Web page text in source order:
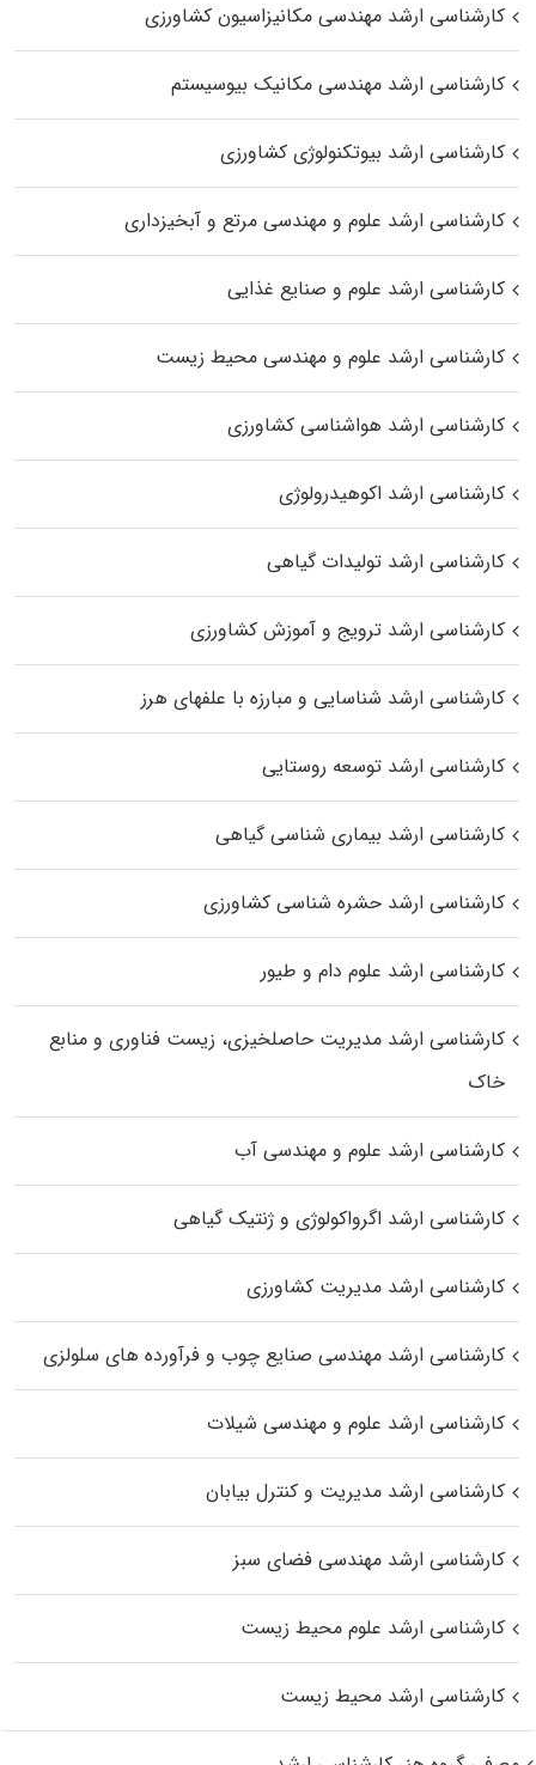
کارشناسی ارشد مهندسی مکانیزاسیون کشاورزی
کارشناسی ارشد مهندسی مکانیک بیوسیستم
کارشناسی ارشد بیوتکنولوژی کشاورزی
کارشناسی ارشد علوم و مهندسی مرتع و آبخیزداری
کارشناسی ارشد علوم و صنایع غذایی
کارشناسی ارشد علوم و مهندسی محیط زیست
کارشناسی ارشد هواشناسی کشاورزی
کارشناسی ارشد اکوهیدرولوژی
کارشناسی ارشد تولیدات گیاهی
کارشناسی ارشد ترویج و آموزش کشاورزی
کارشناسی ارشد شناسایی و مبارزه با علفهای هرز
کارشناسی ارشد توسعه روستایی
کارشناسی ارشد بیماری‌ شناسی گیاهی
کارشناسی ارشد حشره‌ شناسی کشاورزی
کارشناسی ارشد علوم دام و طیور
کارشناسی ارشد مدیریت حاصلخیزی، زیست فناوری و منابع
خاک
کارشناسی ارشد علوم و مهندسی آب
کارشناسی ارشد اگرواکولوژی و ژنتیک گیاهی
کارشناسی ارشد مدیریت کشاورزی
کارشناسی ارشد مهندسی صنایع چوب و فرآورده‌ های سلولزی
کارشناسی ارشد علوم و مهندسی شیلات
کارشناسی ارشد مدیریت و کنترل بیابان
کارشناسی ارشد مهندسی فضای سبز
کارشناسی ارشد علوم محیط‌ زیست
کارشناسی ارشد محیط زیست